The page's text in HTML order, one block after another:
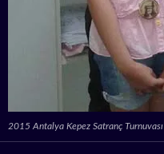
2015 Antalya Kepez Satranç Turnuvası